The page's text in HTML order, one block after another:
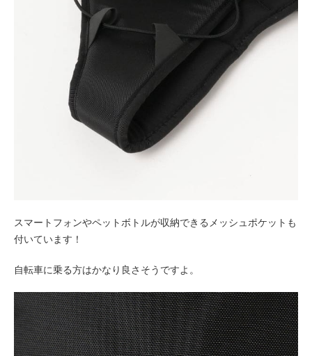
スマートフォンやペットボトルが収納できるメッシュポケットも
付いています！
自転車に乗る方はかなり良さそうですよ。